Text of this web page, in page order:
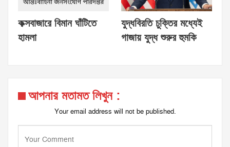
কক্সবাজারে বিমান ঘাঁটিতে
হামলা
যুদ্ধবিরতি চুক্তির মধ্যেই
গাজায় যুদ্ধ শুরুর হুমকি
আপনার মতামত লিখুন :
Your email address will not be published.